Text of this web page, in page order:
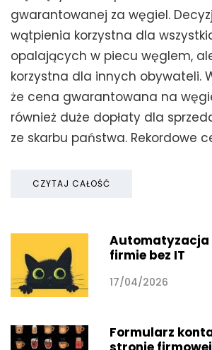
gwarantowanej za węgiel.
wątpienia korzystna dla
opalających w piecu węglem,
korzystna dla innych obywateli.
że cena gwarantowana na
również duże dopłaty dla
ze skarbu państwa. Rekordowe
CZYTAJ CAŁOŚĆ
Automatyzacja
firmie bez IT
17/04/2026
Formularz